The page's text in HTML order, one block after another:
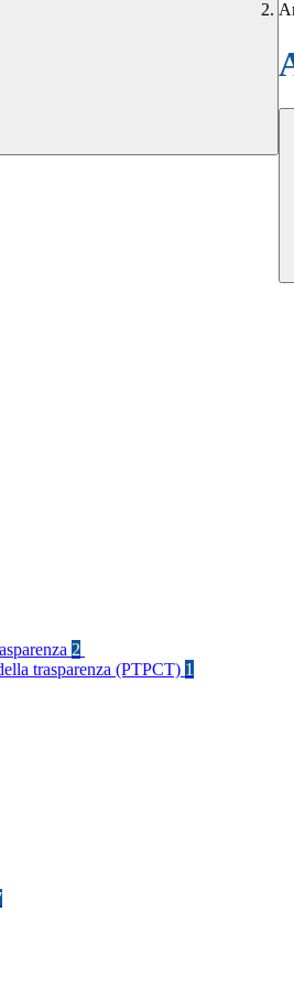
2
trasparenza (PTPCT) 1